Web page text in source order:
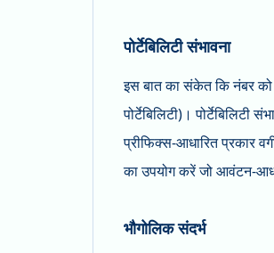
पोर्टेबिलिटी संभावना
इस बात का संकेत कि नंबर को
पोर्टेबिलिटी)। पोर्टेबिलिटी
प्रीफिक्स-आधारित प्रकार
का उपयोग करें जो आवंटन-
भौगोलिक संदर्भ